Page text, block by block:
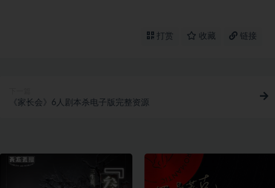
打赏 收藏 链接
《家长会》6人剧本杀电子版完整资源